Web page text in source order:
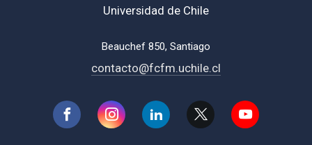
Universidad de Chile
Beauchef 850, Santiago
contacto@fcfm.uchile.cl